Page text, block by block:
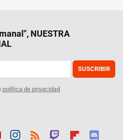
NUESTRA
SUSCRIBIR
política de privacidad